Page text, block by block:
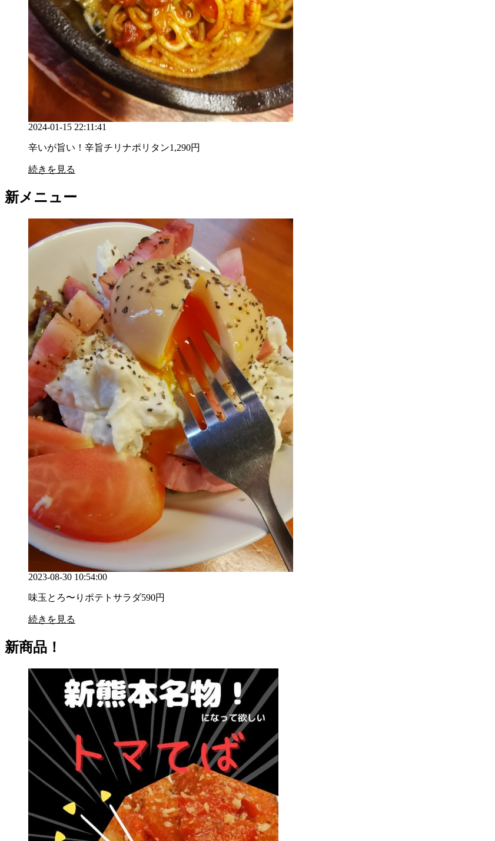
2024-01-15 22:11:41
辛いが旨い！辛旨チリナポリタン1,290円
続きを見る
新メニュー
2023-08-30 10:54:00
味玉とろ〜りポテトサラダ590円
続きを見る
新商品！